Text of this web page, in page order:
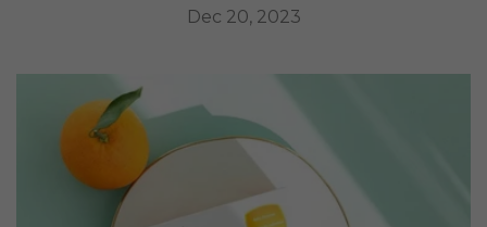
Dec 20, 2023